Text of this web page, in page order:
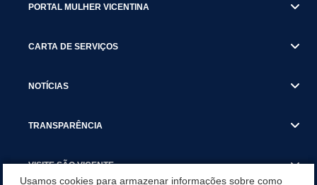
PORTAL MULHER VICENTINA
CARTA DE SERVIÇOS
NOTÍCIAS
TRANSPARÊNCIA
VISITE SÃO VICENTE
Usamos cookies para armazenar informações sobre como